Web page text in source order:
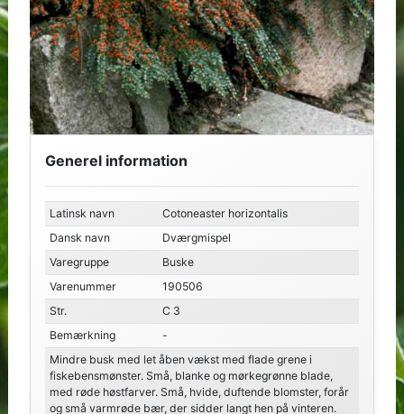
Generel information
Latinsk navn
Cotoneaster horizontalis
Dansk navn
Dværgmispel
Varegruppe
Buske
Varenummer
190506
Str.
C 3
Bemærkning
-
Mindre busk med let åben vækst med flade grene i
fiskebensmønster. Små, blanke og mørkegrønne blade,
med røde høstfarver. Små, hvide, duftende blomster, forår
og små varmrøde bær, der sidder langt hen på vinteren.